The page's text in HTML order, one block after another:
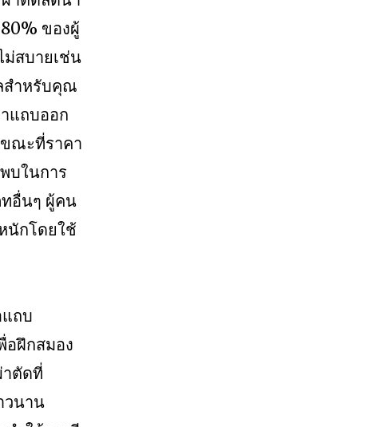
ของผู้
ม่สบายเช่น
สำหรับคุณ
แถบออก
ณะที่ราคา
บในการ
ทอื่นๆ ผู้คน
นักโดยใช้
ถบ
อฝึกสมอง
ตัดที่
วนาน